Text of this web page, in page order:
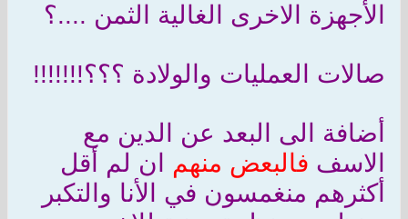
الأجهزة الاخرى الغالية الثمن ....؟
صالات العمليات والولادة ؟؟؟!!!!!!!
أضافة الى البعد عن الدين مع
الاسف فالبعض منهم ان لم أقل
أكثرهم منغمسون في الأنا والتكبر